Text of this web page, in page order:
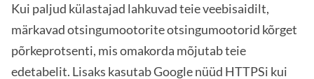
Kui paljud külastajad lahkuvad teie veebisaidilt,
märkavad otsingumootorite otsingumootorid kõrget
põrkeprotsenti, mis omakorda mõjutab teie
edetabelit. Lisaks kasutab Google nüüd HTTPSi kui